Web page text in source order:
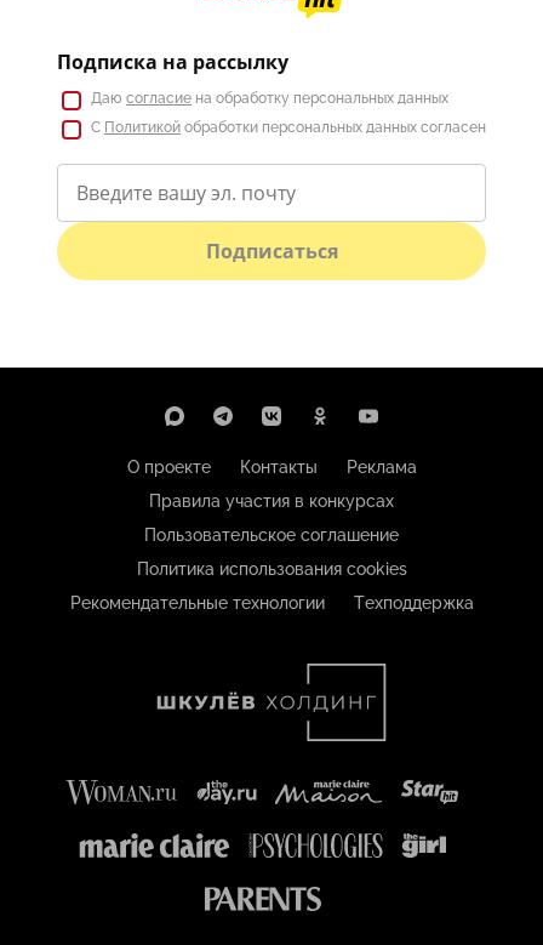
Подписка на рассылку
Даю согласие на обработку персональных данных
С Политикой обработки персональных данных согласен
Подписаться
О проекте Контакты
Реклама
Правила участия в конкурсах
Пользовательское соглашение
Политика использования cookies
Рекомендательные технологии
Техподдержка